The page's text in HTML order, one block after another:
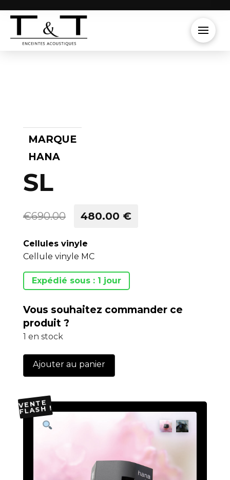
MARQUE
HANA
SL
€690.00 480.00 €
Cellules vinyle
Cellule vinyle MC
Expédié sous : 1 jour
Vous souhaitez commander ce
produit ?
1 en stock
quantité
de
Ajouter au panier
VENTE
FLASH !